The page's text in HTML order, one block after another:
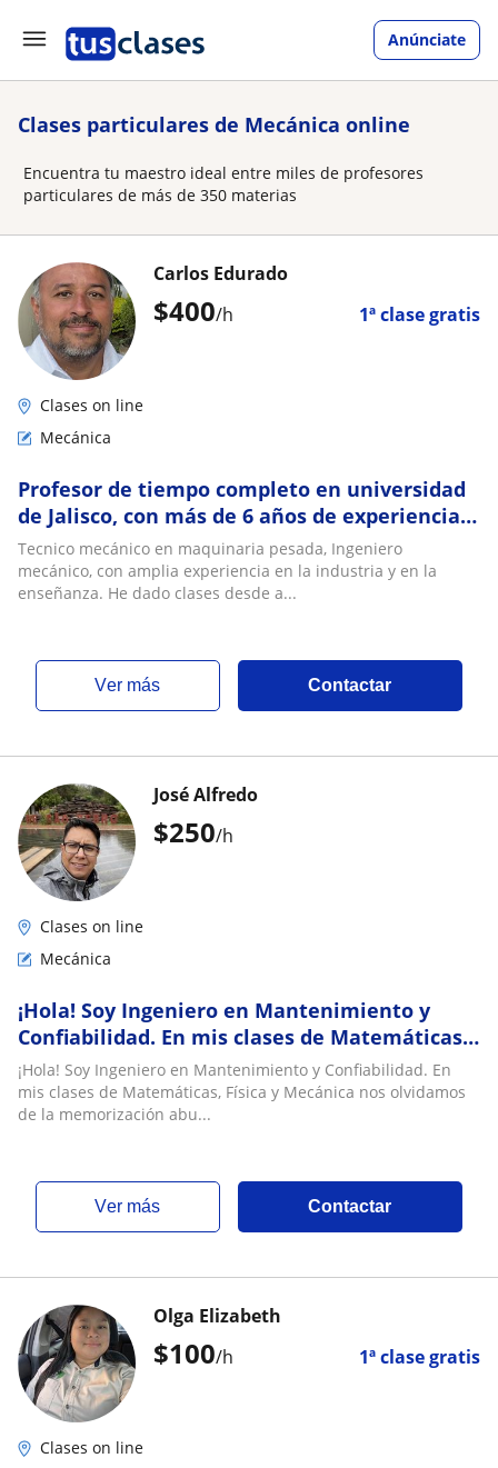
Anúnciate
Clases particulares de Mecánica online
Encuentra tu maestro ideal entre miles de profesores
particulares de más de 350 materias
$400/h 1ª clase gratis
Carlos Edurado
Clases on line
Mecánica
Profesor de tiempo completo en universidad
de Jalisco, con más de 6 años de experiencia
impartiedo la materia, al igual que otras
materias relacionadas con la ingeniería
Tecnico mecánico en maquinaria pesada, Ingeniero
mecánico, con amplia experiencia en la industria y en la
enseñanza. He dado clases desde a...
ver más Contactar
$250/h
José Alfredo
Clases on line
Mecánica
¡Hola! Soy Ingeniero en Mantenimiento y
Confiabilidad. En mis clases de Matemáticas,
Física y Mecánica nos olvidamos de la
memorización aburrida; mi objetivo es
enseñarte cómo se aplican estas ciencias en
¡Hola! Soy Ingeniero en Mantenimiento y Confiabilidad. En
mis clases de Matemáticas, Física y Mecánica nos olvidamos
de la memorización abu...
ver más Contactar
$100/h 1ª clase gratis
Olga Elizabeth
Clases on line